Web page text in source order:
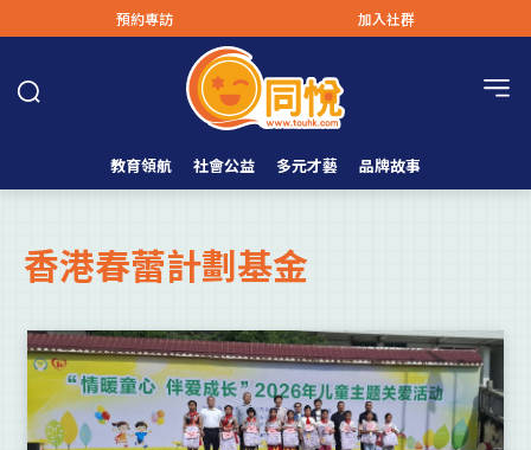
預約專訪 加入社群
教育領航 社會公益 多元才藝 品牌故事
香港春蕾計劃基金